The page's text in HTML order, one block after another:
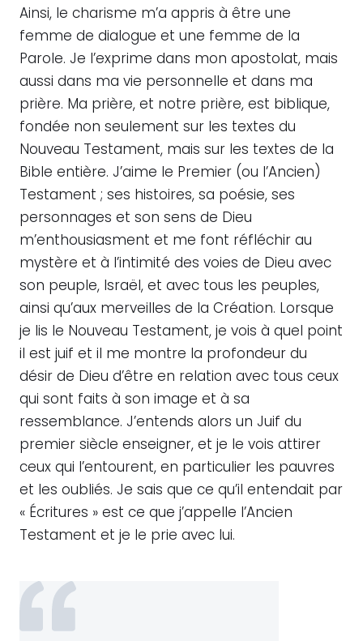
Ainsi, le charisme m’a appris à être une
femme de dialogue et une femme de la
Parole. Je l’exprime dans mon apostolat, mais
aussi dans ma vie personnelle et dans ma
prière. Ma prière, et notre prière, est biblique,
fondée non seulement sur les textes du
Nouveau Testament, mais sur les textes de la
Bible entière. J’aime le Premier (ou l’Ancien)
Testament ; ses histoires, sa poésie, ses
personnages et son sens de Dieu
m’enthousiasment et me font réfléchir au
mystère et à l’intimité des voies de Dieu avec
son peuple, Israël, et avec tous les peuples,
ainsi qu’aux merveilles de la Création. Lorsque
je lis le Nouveau Testament, je vois à quel point
il est juif et il me montre la profondeur du
désir de Dieu d’être en relation avec tous ceux
qui sont faits à son image et à sa
ressemblance. J’entends alors un Juif du
premier siècle enseigner, et je le vois attirer
ceux qui l’entourent, en particulier les pauvres
et les oubliés. Je sais que ce qu’il entendait par
« Écritures » est ce que j’appelle l’Ancien
Testament et je le prie avec lui.